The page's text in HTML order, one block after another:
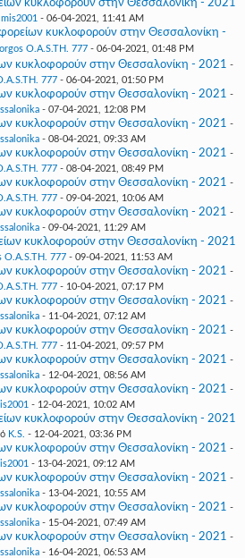
κυκλοφορούν στην Θεσσαλονίκη - 2021
- 06-04-2021, 11:41 AM
κυκλοφορούν στην Θεσσαλονίκη -
O.A.S.TH. 777- 06-04-2021, 01:48 PM
κυκλοφορούν στην Θεσσαλονίκη - 2021 -
777- 06-04-2021, 01:50 PM
κυκλοφορούν στην Θεσσαλονίκη - 2021 -
- 07-04-2021, 12:08 PM
κυκλοφορούν στην Θεσσαλονίκη - 2021 -
- 08-04-2021, 09:33 AM
κυκλοφορούν στην Θεσσαλονίκη - 2021 -
777- 08-04-2021, 08:49 PM
κυκλοφορούν στην Θεσσαλονίκη - 2021 -
777- 09-04-2021, 10:06 AM
κυκλοφορούν στην Θεσσαλονίκη - 2021 -
- 09-04-2021, 11:29 AM
κυκλοφορούν στην Θεσσαλονίκη - 2021
O.A.S.TH. 777- 09-04-2021, 11:53 AM
κυκλοφορούν στην Θεσσαλονίκη - 2021 -
777- 10-04-2021, 07:17 PM
κυκλοφορούν στην Θεσσαλονίκη - 2021 -
- 11-04-2021, 07:12 AM
κυκλοφορούν στην Θεσσαλονίκη - 2021 -
777- 11-04-2021, 09:57 PM
κυκλοφορούν στην Θεσσαλονίκη - 2021 -
- 12-04-2021, 08:56 AM
κυκλοφορούν στην Θεσσαλονίκη - 2021 -
- 12-04-2021, 10:02 AM
κυκλοφορούν στην Θεσσαλονίκη - 2021
K.S. - 12-04-2021, 03:36 PM
κυκλοφορούν στην Θεσσαλονίκη - 2021 -
- 13-04-2021, 09:12 AM
κυκλοφορούν στην Θεσσαλονίκη - 2021 -
- 13-04-2021, 10:55 AM
κυκλοφορούν στην Θεσσαλονίκη - 2021 -
- 15-04-2021, 07:49 AM
κυκλοφορούν στην Θεσσαλονίκη - 2021 -
- 16-04-2021, 06:53 AM